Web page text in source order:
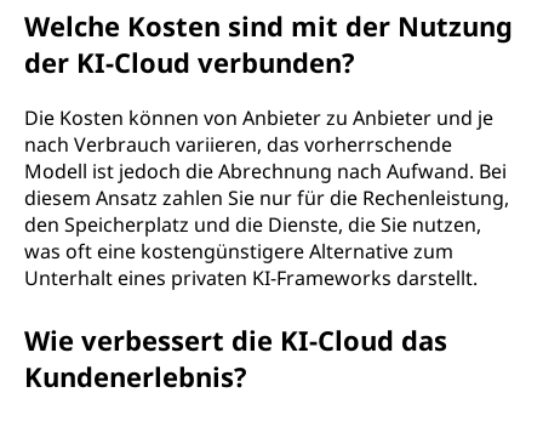
Welche Kosten sind mit der Nutzung
der KI-Cloud verbunden?
Die Kosten können von Anbieter zu Anbieter und je
nach Verbrauch variieren, das vorherrschende
Modell ist jedoch die Abrechnung nach Aufwand. Bei
diesem Ansatz zahlen Sie nur für die Rechenleistung,
den Speicherplatz und die Dienste, die Sie nutzen,
was oft eine kostengünstigere Alternative zum
Unterhalt eines privaten KI-Frameworks darstellt.
Wie verbessert die KI-Cloud das
Kundenerlebnis?